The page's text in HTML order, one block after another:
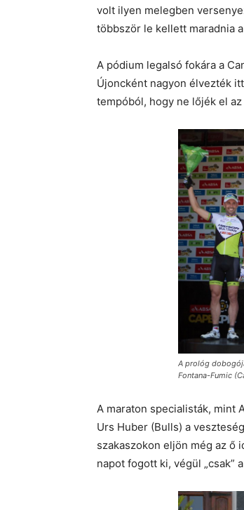
volt ilyen melegben
többször le kellett maradnia
A pódium legalsó fokára a
Újoncként nagyon élvezték
tempóból, hogy ne lőjék el
A prológ
Fontana-Fumic
A maraton specialisták, mint
Urs Huber (Bulls) a
szakaszokon eljön még az ő
napot fogott ki, végül „csak”